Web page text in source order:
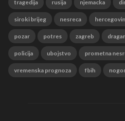
tragedija rusija njemacka
siroki brijeg nesreca
pozar potres zagreb
policija ubojstvo prometna
vremenska prognoza fbih